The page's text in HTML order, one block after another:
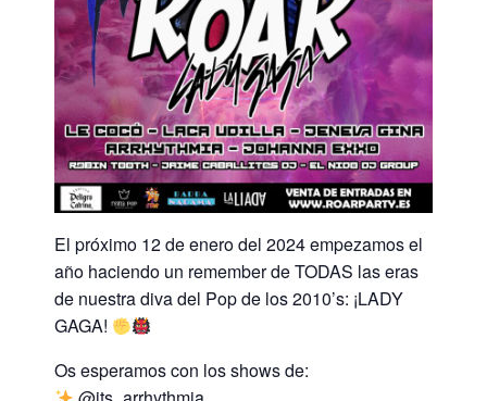
El próximo 12 de enero del 2024 empezamos el
año haciendo un remember de TODAS las eras
de nuestra diva del Pop de los 2010’s: ¡LADY
GAGA!
Os esperamos con los shows de: